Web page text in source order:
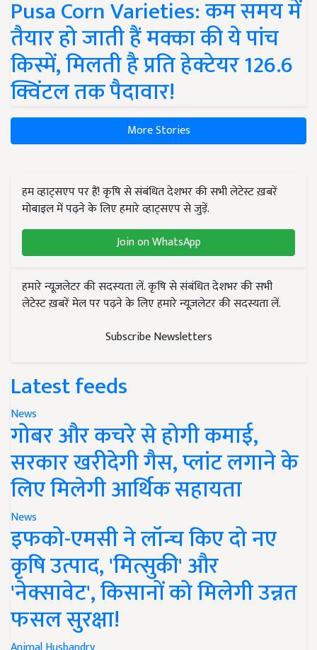
Pusa Corn Varieties: कम समय में
तैयार हो जाती हैं मक्का की ये पांच
किस्में, मिलती है प्रति हेक्टेयर 126.6
क्विंटल तक पैदावार!
More Stories
हम व्हाट्सएप पर हैं! कृषि से संबंधित देशभर की सभी लेटेस्ट ख़बरें
मोबाइल में पढ़ने के लिए हमारे व्हाट्सएप से जुड़ें.
Join on WhatsApp
हमारे न्यूज़लेटर की सदस्यता लें. कृषि से संबंधित देशभर की सभी
लेटेस्ट ख़बरें मेल पर पढ़ने के लिए हमारे न्यूज़लेटर की सदस्यता लें.
Subscribe Newsletters
Latest feeds
News
गोबर और कचरे से होगी कमाई,
सरकार खरीदेगी गैस, प्लांट लगाने के
लिए मिलेगी आर्थिक सहायता
News
इफको-एमसी ने लॉन्च किए दो नए
कृषि उत्पाद, 'मित्सुकी' और
'नेक्सावेट', किसानों को मिलेगी उन्नत
फसल सुरक्षा!